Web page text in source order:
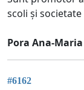
scoli și societate
Pora Ana-Maria
#6162